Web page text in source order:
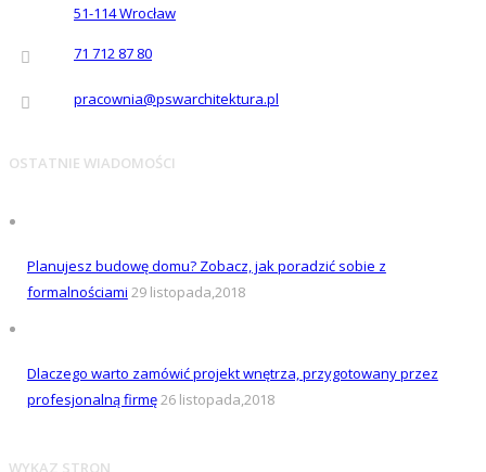
51-114Wrocław
71 712 87 80
pracownia@pswarchitektura.pl
OSTATNIE WIADOMOŚCI
Planujesz budowę domu? Zobacz, jak poradzić sobie z
formalnościami 29 listopada,2018
Dlaczego warto zamówić projekt wnętrza, przygotowany przez
profesjonalną firmę 26 listopada,2018
WYKAZ STRON